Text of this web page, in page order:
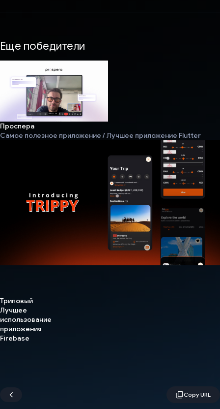
Еще победители
Проспера
Самое полезное приложение / Лучшее приложение Flutter
Триповый
Лучшее
использование
приложения
Firebase